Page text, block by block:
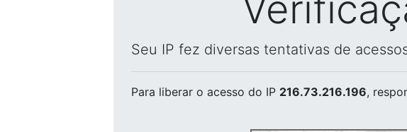
Seu IP fez diversas tentativas de
Para liberar o acesso do IP 216.73.216.196,